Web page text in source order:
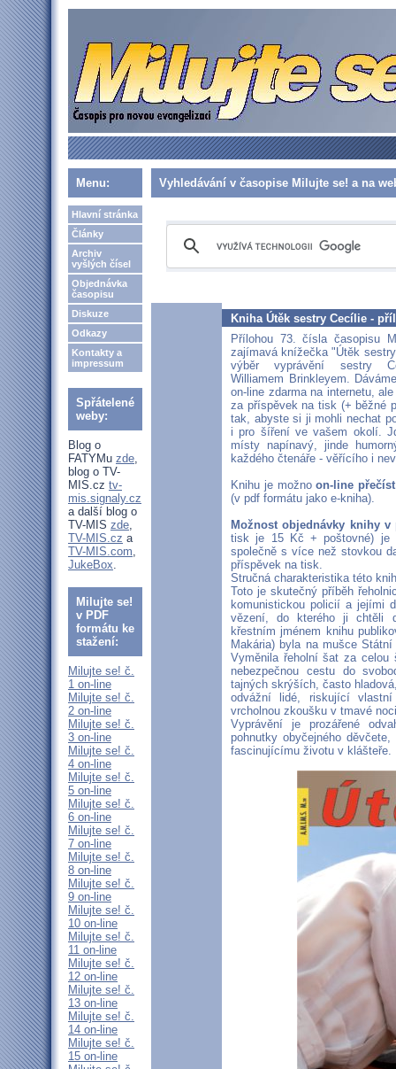
Menu:
Hlavní stránka
Články
Archiv
vyšlých čísel
Objednávka
časopisu
Diskuze
Odkazy
Kontakty a
impressum
Spřátelené
weby:
Blog o
FATYMu zde,
blog o TV-
MIS.cz tv-
mis.signaly.cz
a další blog o
TV-MIS zde,
TV-MIS.cz a
TV-MIS.com,
JukeBox.
Milujte se!
v PDF
formátu ke
stažení:
Milujte se! č.
1 on-line
Milujte se! č.
2 on-line
Milujte se! č.
3 on-line
Milujte se! č.
4 on-line
Milujte se! č.
5 on-line
Milujte se! č.
6 on-line
Milujte se! č.
7 on-line
Milujte se! č.
8 on-line
Milujte se! č.
9 on-line
Milujte se! č.
10 on-line
Milujte se! č.
11 on-line
Milujte se! č.
12 on-line
Milujte se! č.
13 on-line
Milujte se! č.
14 on-line
Milujte se! č.
15 on-line
Vyhledávání v časopise Milujte se! a na
Kniha Útěk sestry Cecílie -
Přílohou 73. čísla časopisu
zajímavá knížečka "Útěk
výběr vyprávění sestry
Williamem Brinkleyem.
on-line zdarma na internetu,
za příspěvek na tisk (+ běžné
tak, abyste si ji mohli nechat
i pro šíření ve vašem okolí.
místy napínavý, jinde
každého čtenáře - věřícího i
Knihu je možnoon-line přečíst
(v pdf formátu jako e-kniha).
Možnost objednávky knihy v
tisk je 15 Kč + poštovné) je
společně s více než stovkou
příspěvek na tisk.
Stručná charakteristika této
Toto je skutečný příběh
komunistickou policií a jejími
vězení, do kterého ji chtěli
křestním jménem knihu
Makária) byla na mušce
Vyměnila řeholní šat za celou
nebezpečnou cestu do
tajných skrýších, často
odvážní lidé, riskující
vrcholnou zkoušku v tmavé
Vyprávění je prozářené
pohnutky obyčejného
fascinujícímu životu v klášteře.